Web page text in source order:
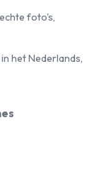
foto's,
het Nederlands,